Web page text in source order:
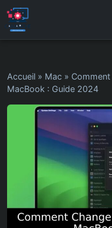
Accueil » Mac »
MacBook : Guide 2024